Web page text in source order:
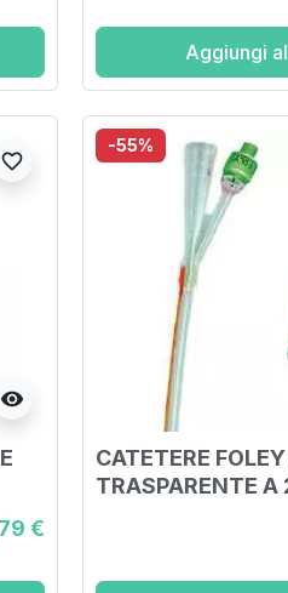
Aggiungi
visibility
favorite_border
€
-55%
CATETERE
TRASPARENTE A
CH20 6,66MM